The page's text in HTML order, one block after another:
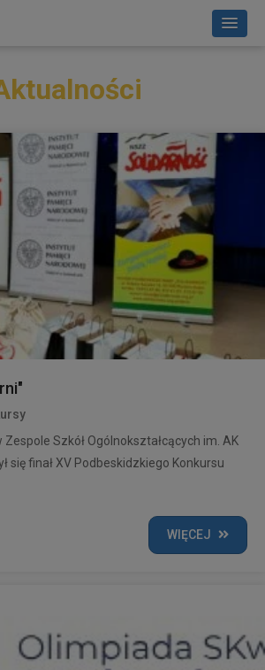
Szkół Ogólnokształcących im. AK
się finał XV Podbeskidzkiego Konkursu
WIĘCEJ